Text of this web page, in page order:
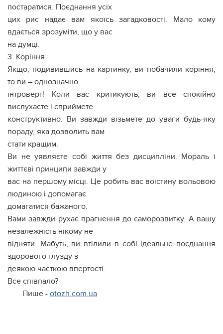
постаратися. Поєднання усіх
цих рис надає вам якоїсь загадковості. Мало кому
вдається зрозуміти, що у вас
на думці.
3. Коріння.
Якщо, подивившись на картинку, ви побачили коріння,
то ви – однозначно
інтроверт! Коли вас критикують, ви все спокійно
вислухаєте і сприймете
конструктивно. Ви завжди візьмете до уваги будь-яку
пораду, яка дозволить вам
стати кращим.
Ви не уявляєте собі життя без дисципліни. Мораль і
життєві принципи завжди у
вас на першому місці. Це робить вас воістину вольовою
людиною і допомагає
домагатися бажаного.
Вами завжди рухає прагнення до саморозвитку. А вашу
незалежність нікому не
відняти. Мабуть, ви втілили в собі ідеальне поєднання
здорового глузду з
деякою часткою впертості.
Все співпало?
Пише - otozh.com.ua